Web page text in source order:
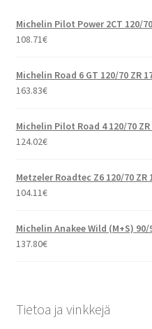
Michelin Pilot Power 2CT 120/
108.71€
Michelin Road 6 GT 120/70 ZR
163.83€
Michelin Pilot Road 4 120/70
124.02€
Metzeler Roadtec Z6 120/70 ZR
104.11€
Michelin Anakee Wild (M+S) 90/
137.80€
Tietoa ja vinkkejä